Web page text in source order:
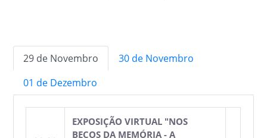
29 de Novembro
30 de Novembro
01 de Dezembro
EXPOSIÇÃO VIRTUAL "NOS
BECOS DA MEMÓRIA - A